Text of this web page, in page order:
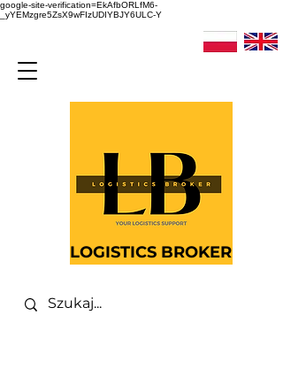
google-site-verification=EkAfbORLfM6-
_yYEMzgre5ZsX9wFIzUDIYBJY6ULC-Y
LOGISTICS BROKER